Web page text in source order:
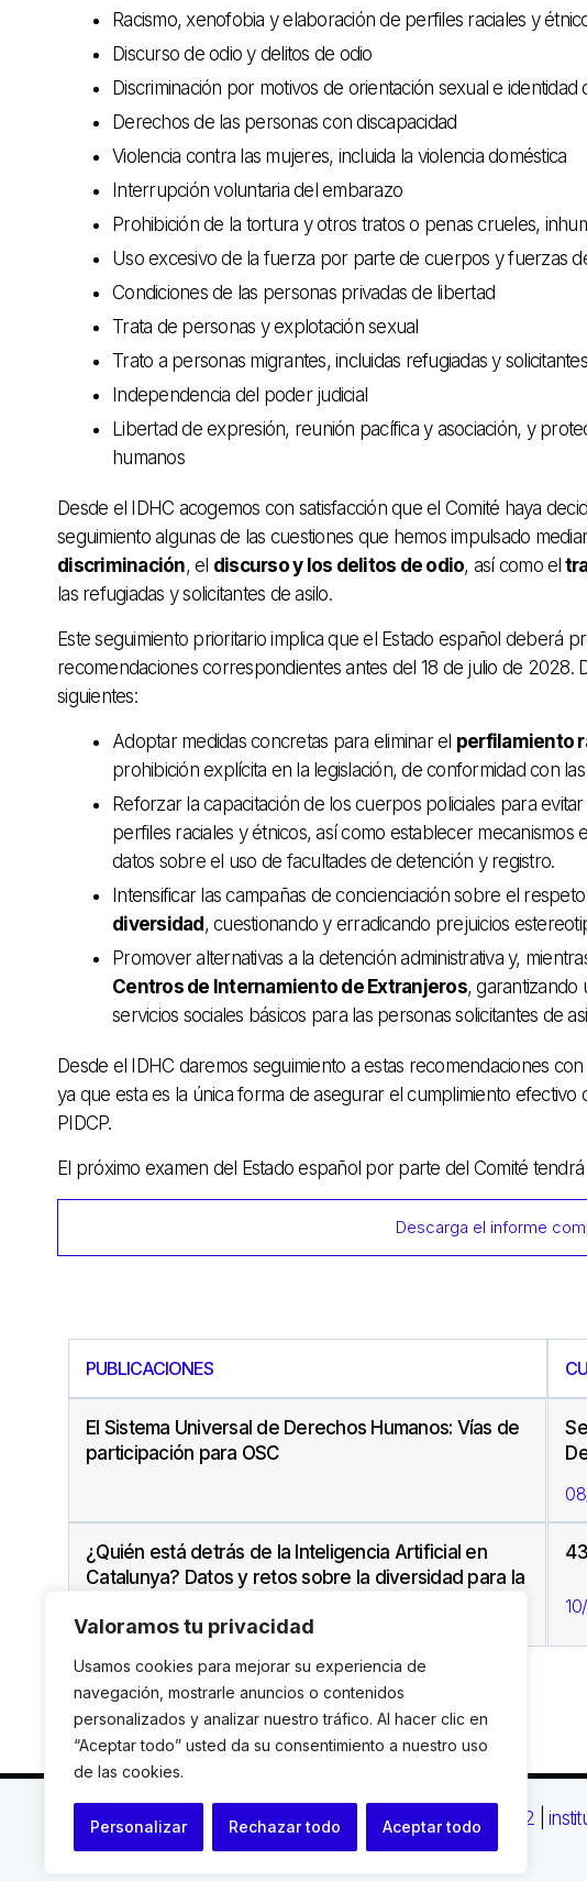
Valoramos tu privacidad
Usamos cookies para mejorar su experiencia de
navegación, mostrarle anuncios o contenidos
personalizados y analizar nuestro tráfico. Al hacer clic en
“Aceptar todo” usted da su consentimiento a nuestro uso
de las cookies.
Personalizar Rechazar todo Aceptar todo
Racismo, xenofobia y elaboración de perfiles raciales y
Discurso de odio y delitos de odio
Discriminación por motivos de orientación sexual e identidad
Derechos de las personas con discapacidad
Violencia contra las mujeres, incluida la violencia doméstica
Interrupción voluntaria del embarazo
Prohibición de la tortura y otros tratos o penas crueles,
Uso excesivo de la fuerza por parte de cuerpos y fuerzas
Condiciones de las personas privadas de libertad
Trata de personas y explotación sexual
Trato a personas migrantes, incluidas refugiadas y
Independencia del poder judicial
Libertad de expresión, reunión pacífica y asociación, y
humanos
Desde el IDHC acogemos con satisfacción que el Comité haya
seguimiento algunas de las cuestiones que hemos impulsado
discriminación, el discurso y los delitos de odio, así como el
las refugiadas y solicitantes de asilo.
Este seguimiento prioritario implica que el Estado español deberá
recomendaciones correspondientes antes del 18 de julio de 2028.
siguientes:
Adoptar medidas concretas para eliminar el perfilamiento
prohibición explícita en la legislación, de conformidad con
Reforzar la capacitación de los cuerpos policiales para
perfiles raciales y étnicos, así como establecer
datos sobre el uso de facultades de detención y registro.
Intensificar las campañas de concienciación sobre el
diversidad , cuestionando y erradicando prejuicios
Promover alternativas a la detención administrativa y,
Centros de Internamiento de Extranjeros, garantizando
servicios sociales básicos para las personas solicitantes de
Desde el IDHC daremos seguimiento a estas recomendaciones
ya que esta es la única forma de asegurar el cumplimiento efectivo
PIDCP.
El próximo examen del Estado español por parte del Comité
Descarga el informe
PUBLICACIONES
El Sistema Universal de Derechos Humanos: Vías de
participación para OSC
¿Quién está detrás de la Inteligencia Artificial en
Catalunya? Datos y retos sobre la diversidad para la
C. Avinyó 44, 2n | 08002 Barcelona | T.: +34 93 119 03 72